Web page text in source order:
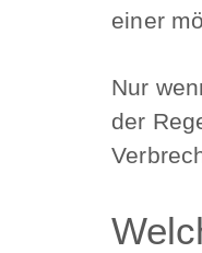
einer
Nur
der